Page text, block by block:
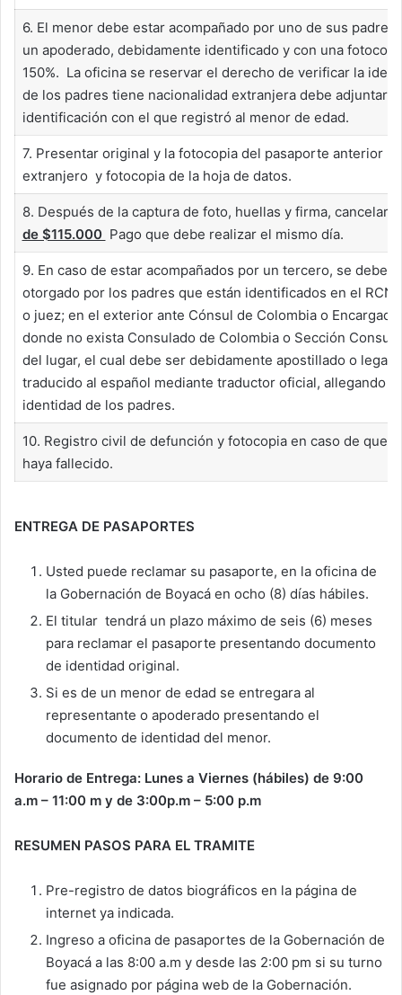
6. El menor debe estar acompañado por uno de sus
un apoderado, debidamente identificado y con una
150%. La oficina se reservar el derecho de verificar la
de los padres tiene nacionalidad extranjera debe adjuntar
identificación con el que registró al menor de edad.
7. Presentar original y la fotocopia del pasaporte anterior
extranjero y fotocopia de la hoja de datos.
8. Después de la captura de foto, huellas y firma, cancelar
de $115.000 Pago que debe realizar el mismo día.
9. En caso de estar acompañados por un tercero, se debe
otorgado por los padres que están identificados en el RCN
o juez; en el exterior ante Cónsul de Colombia o
donde no exista Consulado de Colombia o Sección
del lugar, el cual debe ser debidamente apostillado o
traducido al español mediante traductor oficial, allegando
identidad de los padres.
10. Registro civil de defunción y fotocopia en caso de que
haya fallecido.
ENTREGA DE PASAPORTES
Usted puede reclamar su pasaporte, en la oficina de
la Gobernación de Boyacá en ocho (8) días hábiles.
El titular tendrá un plazo máximo de seis (6) meses
para reclamar el pasaporte presentando documento
de identidad original.
Si es de un menor de edad se entregara al
representante o apoderado presentando el
documento de identidad del menor.
Horario de Entrega: Lunes a Viernes (hábiles) de 9:00
a.m – 11:00 m y de 3:00p.m – 5:00 p.m
RESUMEN PASOS PARA EL TRAMITE
Pre-registro de datos biográficos en la página de
internet ya indicada.
Ingreso a oficina de pasaportes de la Gobernación de
Boyacá a las 8:00 a.m y desde las 2:00 pm si su turno
fue asignado por página web de la Gobernación.